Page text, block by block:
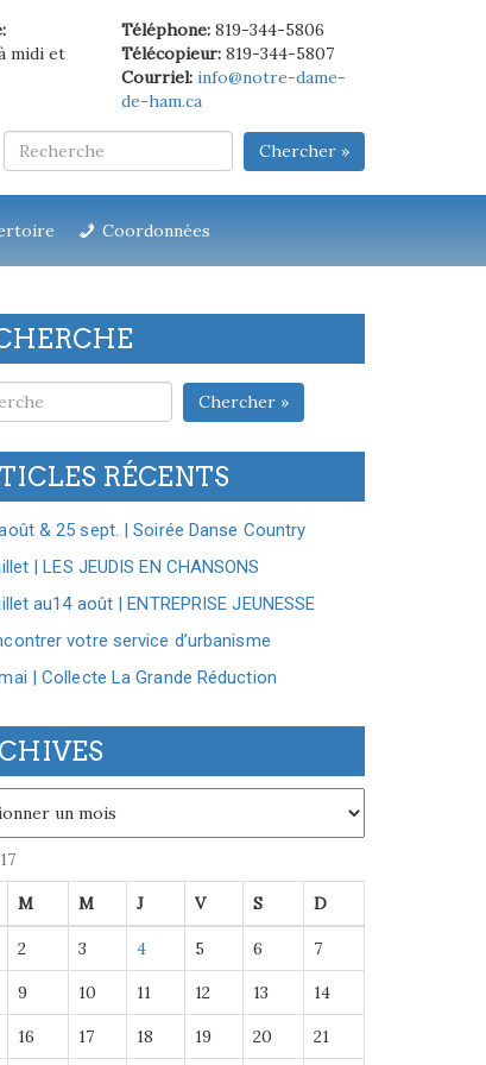
midi et
Téléphone:819-344-5806
Télécopieur:819-344-5807
Courriel: info@notre-dame-
de-ham.ca
Chercher »
Coordonnées
Chercher »
RÉCENTS
& 25 sept. | Soirée Danse Country
| LES JEUDIS EN CHANSONS
au14 août | ENTREPRISE JEUNESSE
votre service d’urbanisme
| Collecte La Grande Réduction
M M J V S D
2 3 4 5 6 7
9 10 11 12 13 14
16 17 18 19 20 21